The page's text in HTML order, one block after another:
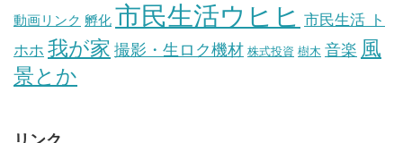
動画リンク 孵化 市民生活ウヒヒ 市民生活 ト
ホホ 我が家 撮影・生ロク機材 株式投資 樹木 音楽 風
景とか